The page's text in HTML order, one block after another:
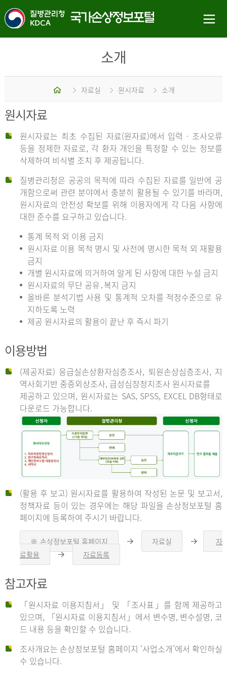
소개
홈 자료실 원시자료 소개
원시자료
원시자료는 최초 수집된 자료(원자료)에서 입력 · 조사오류
등을 정제한 자료로, 각 환자 개인을 특정할 수 있는 정보를
삭제하여 비식별 조치 후 제공됩니다.
질병관리청은 공공의 목적에 따라 수집된 자료를 일반에 공
개함으로써 관련 분야에서 충분히 활용될 수 있기를 바라며,
원시자료의 안전성 확보를 위해 이용자에게 각 다음 사항에
대한 준수를 요구하고 있습니다.
통계 목적 외 이용 금지
원시자료 이용 목적 명시 및 사전에 명시한 목적 외 재활용
금지
개별 원시자료에 의거하여 알게 된 사항에 대한 누설 금지
원시자료의 무단 공유․복지 금지
올바른 분석기법 사용 및 통계적 오차를 적정수준으로 유
지하도록 노력
제공 원시자료의 활용이 끝난 후 즉시 파기
이용방법
(제공자료) 응급실손상환자심층조사, 퇴원손상심층조사, 지
역사회기반 중증외상조사, 급성심장정지조사 원시자료를
제공하고 있으며, 원시자료는 SAS, SPSS, EXCEL DB형태로
다운로드 가능합니다.
신
청
자
신
청
자
는
1.
자
(활용 후 보고) 원시자료를 활용하여 작성된 논문 및 보고서,
정책자료 등이 있는 경우에는 해당 파일을 손상정보포털 홈
페이지에 등록하여 주시기 바랍니다.
※ 손상정보포털 홈페이지
른
자료실
른
자
료활용
른
자료등록
참고자료
「원시자료 이용지침서」 및 「조사표」를 함께 제공하고
있으며, 「원시자료 이용지침서」에서 변수명, 변수설명, 코
드 내용 등을 확인할 수 있습니다.
조사개요는 손상정보포털 홈페이지 ‘사업소개’에서 확인하실
수 있습니다.